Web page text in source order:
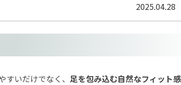
2025.04.28
いだけでなく、 足を包み込む自然なフィット感